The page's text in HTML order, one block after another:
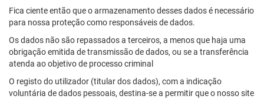
Fica ciente então que o armazenamento desses dados é necessário
para nossa proteção como responsáveis de dados.
Os dados não são repassados a terceiros, a menos que haja uma
obrigação emitida de transmissão de dados, ou se a transferência
atenda ao objetivo de processo criminal
O registo do utilizador (titular dos dados), com a indicação
voluntária de dados pessoais, destina-se a permitir que o nosso site